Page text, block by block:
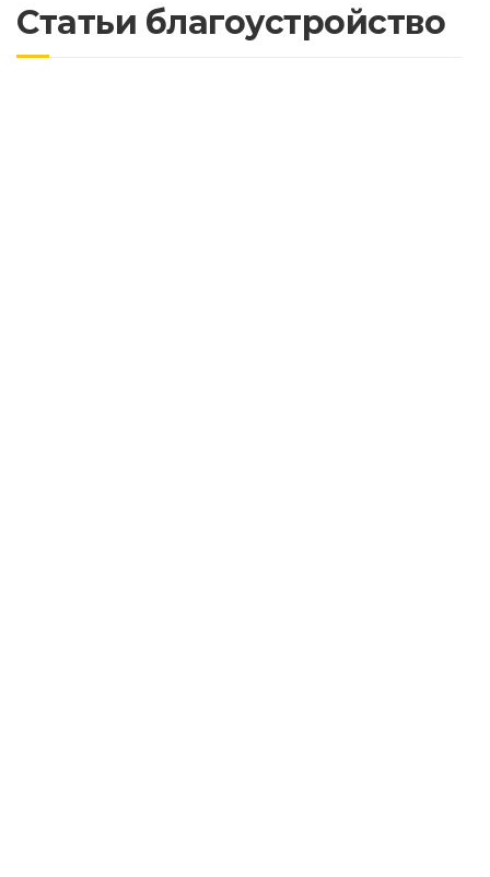
Статьи благоустройство